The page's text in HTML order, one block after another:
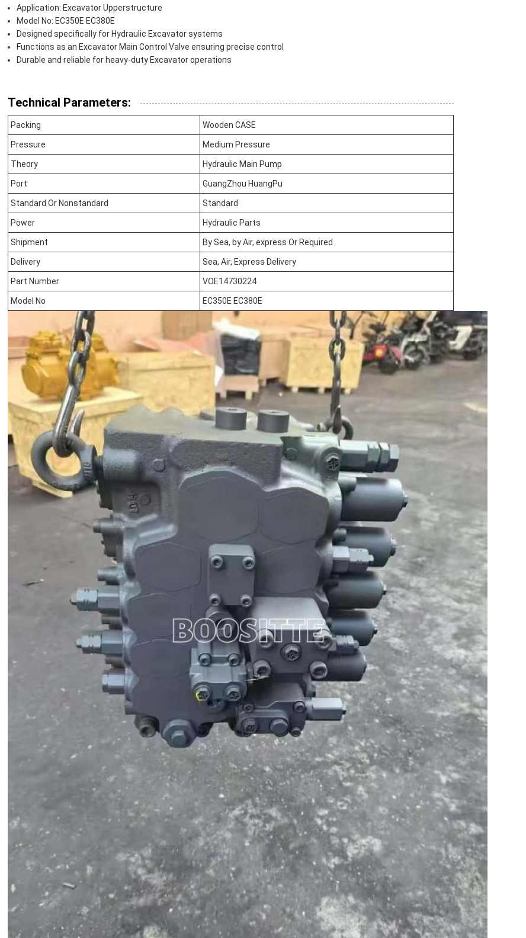
Application: Excavator Upperstructure
Model No: EC350E EC380E
Designed specifically for Hydraulic Excavator systems
Functions as an Excavator Main Control Valve ensuring precise control
Durable and reliable for heavy-duty Excavator operations
Technical Parameters:
Packing Wooden CASE
Pressure Medium Pressure
Theory Hydraulic Main Pump
Port GuangZhou HuangPu
Standard Or Nonstandard Standard
Power Hydraulic Parts
Shipment By Sea, by Air, express Or Required
Delivery Sea, Air, Express Delivery
Part Number VOE14730224
Model No EC350E EC380E